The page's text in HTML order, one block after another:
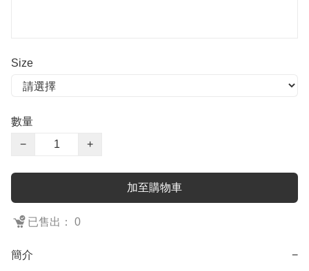
Size
數量
−
+
加至購物車
已售出： 0
簡介 −